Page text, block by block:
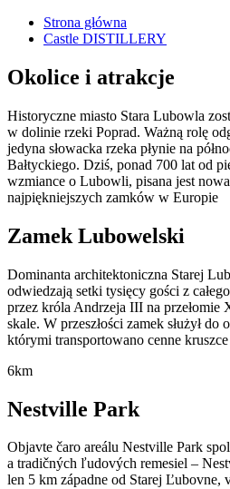
Strona główna
Castle DISTILLERY
Okolice i atrakcje
Historyczne miasto Stara Lubowla
w dolinie rzeki Poprad. Ważną rolę
jedyna słowacka rzeka płynie na
Bałtyckiego. Dziś, ponad 700 lat od
wzmiance o Lubowli, pisana jest
najpiękniejszych zamków w Europie
Zamek Lubowelski
Dominanta architektoniczna Starej
odwiedzają setki tysięcy gości z
przez króla Andrzeja III na
skale. W przeszłości zamek służył
którymi transportowano cenne
6km
Nestville Park
Objavte čaro areálu Nestville Park
a tradičných ľudových remesiel –
len 5 km západne od Starej Ľubovne,